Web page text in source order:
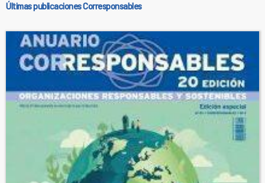
Últimas publicaciones Corresponsables